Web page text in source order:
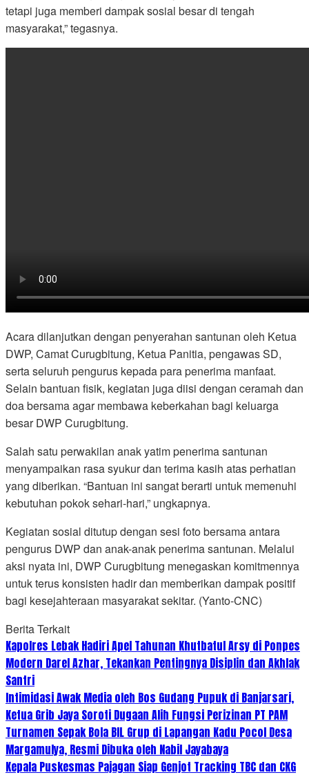
tetapi juga memberi dampak sosial besar di tengah
masyarakat,” tegasnya.
Acara dilanjutkan dengan penyerahan santunan oleh Ketua
DWP, Camat Curugbitung, Ketua Panitia, pengawas SD,
serta seluruh pengurus kepada para penerima manfaat.
Selain bantuan fisik, kegiatan juga diisi dengan ceramah dan
doa bersama agar membawa keberkahan bagi keluarga
besar DWP Curugbitung.
Salah satu perwakilan anak yatim penerima santunan
menyampaikan rasa syukur dan terima kasih atas perhatian
yang diberikan. “Bantuan ini sangat berarti untuk memenuhi
kebutuhan pokok sehari-hari,” ungkapnya.
Kegiatan sosial ditutup dengan sesi foto bersama antara
pengurus DWP dan anak-anak penerima santunan. Melalui
aksi nyata ini, DWP Curugbitung menegaskan komitmennya
untuk terus konsisten hadir dan memberikan dampak positif
bagi kesejahteraan masyarakat sekitar. (Yanto-CNC)
Berita Terkait
Kapolres Lebak Hadiri Apel Tahunan Khutbatul Arsy di Ponpes
Modern Darel Azhar, Tekankan Pentingnya Disiplin dan Akhlak
Santri
Intimidasi Awak Media oleh Bos Gudang Pupuk di Banjarsari,
Ketua Grib Jaya Soroti Dugaan Alih Fungsi Perizinan PT PAM
Turnamen Sepak Bola BIL Grup di Lapangan Kadu Pocol Desa
Margamulya, Resmi Dibuka oleh Nabil Jayabaya
Kepala Puskesmas Pajagan Siap Genjot Tracking TBC dan CKG